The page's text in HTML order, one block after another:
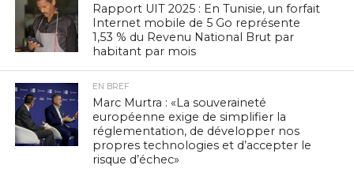
Rapport UIT 2025 : En Tunisie, un forfait
Internet mobile de 5 Go représente
1,53 % du Revenu National Brut par
habitant par mois
EN BREF
Marc Murtra : «La souveraineté
européenne exige de simplifier la
réglementation, de développer nos
propres technologies et d’accepter le
risque d’échec»